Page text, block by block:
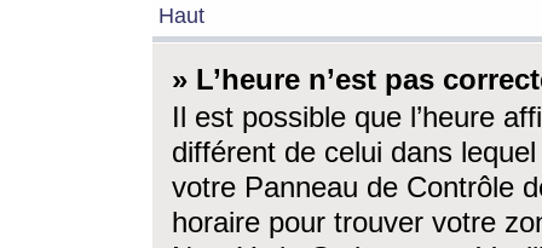
Haut
» L’heure n’est pas
Il est possible que l’heure
différent de celui dans
votre Panneau de Contrôle
horaire pour trouver votre